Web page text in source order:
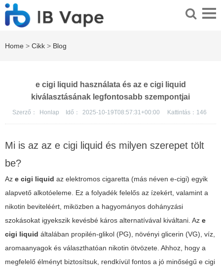
Home > Cikk > Blog
e cigi liquid használata és az e cigi liquid
kiválasztásának legfontosabb szempontjai
Szerző： Honlap Idő： 2025-10-19T08:57:31+00:00 Kattintás： 146
Mi is az az e cigi liquid és milyen szerepet tölt
be?
Az e cigi liquid az elektromos cigaretta (más néven e-cigi) egyik
alapvető alkotóeleme. Ez a folyadék felelős az ízekért, valamint a
nikotin beviteléért, miközben a hagyományos dohányzási
szokásokat igyekszik kevésbé káros alternatívával kiváltani. Az e
cigi liquid általában propilén-glikol (PG), növényi glicerin (VG), víz,
aromaanyagok és választhatóan nikotin ötvözete. Ahhoz, hogy a
megfelelő élményt biztosítsuk, rendkívül fontos a jó minőségű e cigi